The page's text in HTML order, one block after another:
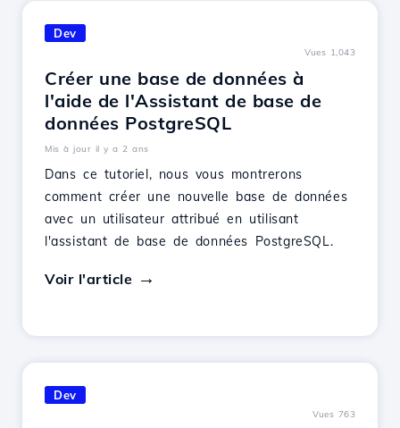
Dev
Vues 1,043
Créer une base de données à
l'aide de l'Assistant de base de
données PostgreSQL
Mis à jour il y a 2 ans
Dans ce tutoriel, nous vous montrerons
comment créer une nouvelle base de données
avec un utilisateur attribué en utilisant
l'assistant de base de données PostgreSQL.
Voir l'article
Dev
Vues 763